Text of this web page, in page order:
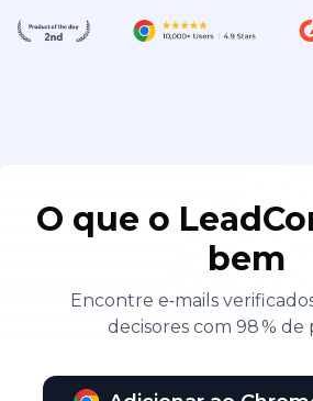
O que o
bem
Encontre e‑mails
decisores com 98 % de